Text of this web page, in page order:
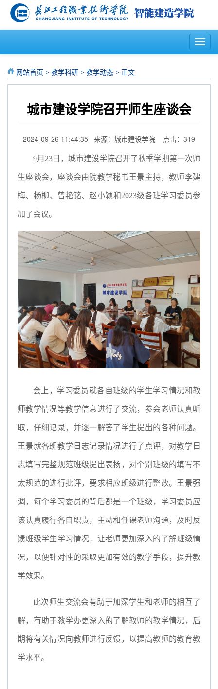
T
o
l
v
t
o
网站首页 > 教学科研 > 教学动态 > 正文
城市建设学院召开师生座谈会
2024-09-26 11:44:35 来源：城市建设学院 点击： 319
9月23日，城市建设学院召开了秋季学期第一次师
生座谈会，座谈会由院教学秘书王景主持，教师李建
梅、杨柳、曾艳铭、赵小颖和2023级各班学习委员参
加了会议。
会上，学习委员就各自班级的学生学习情况和教
师教学情况等教学信息进行了交流，参会老师认真听
取，仔细记录，并逐一解答了学生提出的各种问题。
王景就各班教学日志记录情况进行了点评，对教学日
志填写完整规范班级提出表扬，对个别班级的填写不
太规范的进行批评，要求相应班级进行整改。王景强
调，每个学习委员的背后都是一个班级，学习委员应
该认真履行各自职责，主动和任课老师沟通，及时反
馈班级学生学习情况，让老师更加深入的了解班级情
况，以便针对性的采取更加有效的教学手段，提升教
学效果。
此次师生交流会有助于加深学生和老师的相互了
解，有助于教学办更深入的了解教师的教学情况，后
期将有关情况向教师进行反馈，以提高教师的教育教
学水平。